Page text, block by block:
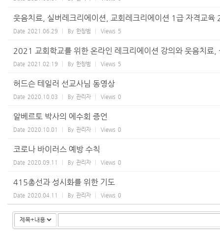
웃음치료, 실버레크리에이션, 교회레크리에이션 1급 자격교
Date 2021.06.29 By 한창범 Views 5
2021 교회학교를 위한 온라인 레크리에이션 강의와 웃음치료
Date 2021.02.19 By 한창범 Views 5
허드슨 테일러 선교사님 동영상
Date 2020.10.03 By 관리자 Views 0
알베르토 박사의 에수회 증언
Date 2020.10.01 By 관리자 Views 0
코로나 바이러스 예방 수칙
Date 2020.09.11 By 관리자 Views 0
415총선과 성시화를 위한 기도
Date 2020.04.11 By 관리자 Views 0